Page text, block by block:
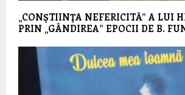
„CONŞTIINŢA NEFERICITĂ” A LUI
PRIN „GÂNDIREA” EPOCII DE B.